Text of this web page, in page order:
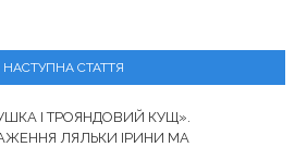
НАСТУПНА СТАТТЯ
І ТРОЯНДОВИЙ КУЩ».
ЛЯЛЬКИ ІРИНИ МА